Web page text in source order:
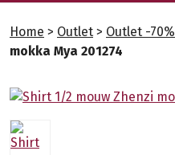
Home > Outlet > Outlet -70%
mokka Mya 201274